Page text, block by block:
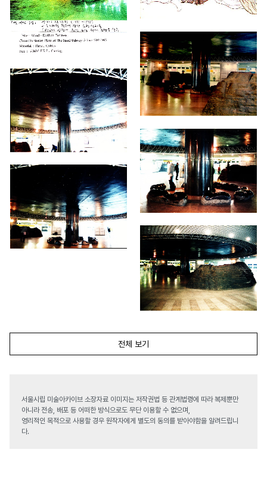
전체 보기
서울시립 미술아카이브 소장자료 이미지는 저작권법 등 관계법령에 따라 복제뿐만
아니라 전송, 배포 등 어떠한 방식으로도 무단 이용할 수 없으며,
영리적인 목적으로 사용할 경우 원작자에게 별도의 동의를 받아야함을 알려드립니
다.